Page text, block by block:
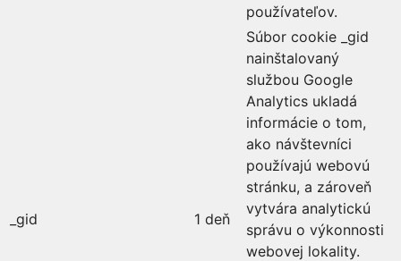
používateľov.
_gid 1 deň
Súbor cookie _gid
nainštalovaný
službou Google
Analytics ukladá
informácie o tom,
ako návštevníci
používajú webovú
stránku, a zároveň
vytvára analytickú
správu o výkonnosti
webovej lokality.